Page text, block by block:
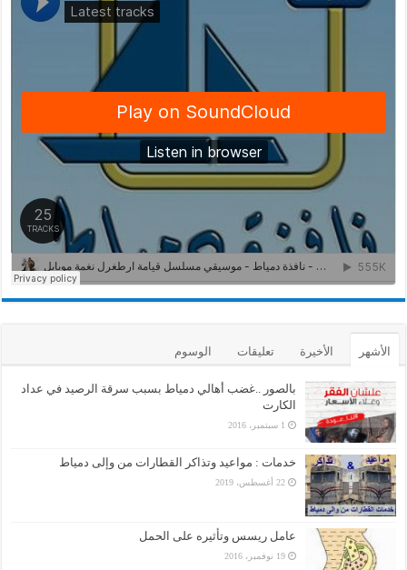
الأشهر الأخيرة تعليقات الوسوم
بالصور ..غضب أهالي دمياط بسبب سرقة الرصيد في عداد
الكارت
1 سبتمبر، 2016
خدمات : مواعيد وتذاكر القطارات من وإلى دمياط
22 أغسطس، 2019
عامل ريسس وتأثيره على الحمل
19 نوفمبر، 2016